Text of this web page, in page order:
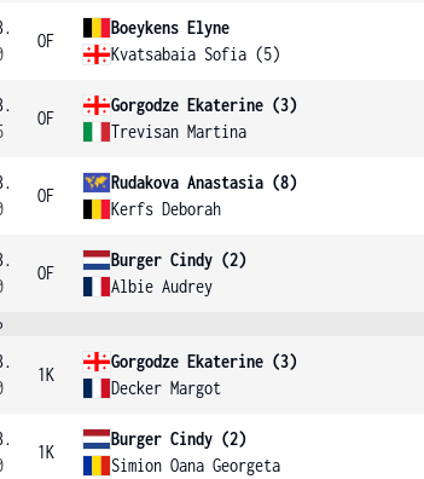
OF
Boeykens Elyne
Kvatsabaia Sofia (5)
OF
Gorgodze Ekaterine (3)
Trevisan Martina
OF
Rudakova Anastasia (8)
Kerfs Deborah
OF
Burger Cindy (2)
Albie Audrey
1K
Gorgodze Ekaterine (3)
Decker Margot
1K
Burger Cindy (2)
Simion Oana Georgeta